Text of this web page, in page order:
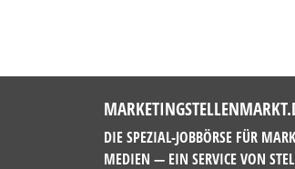
DIE SPEZIAL-JOBBÖRSE FÜR
MEDIEN — EIN SERVICE VON